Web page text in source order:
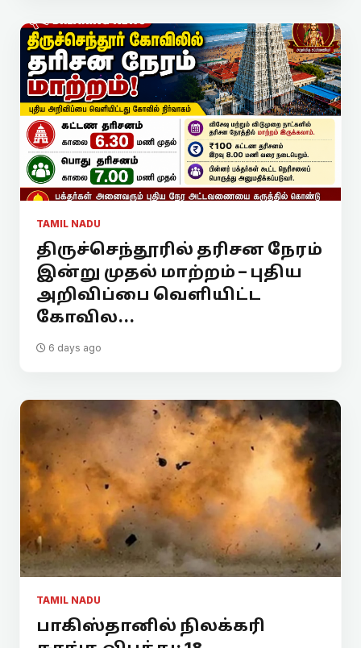
TAMIL NADU
திருச்செந்தூரில் தரிசன நேரம்
இன்று முதல் மாற்றம் – புதிய
அறிவிப்பை வெளியிட்ட
கோவில...
6 days ago
TAMIL NADU
பாகிஸ்தானில் நிலக்கரி